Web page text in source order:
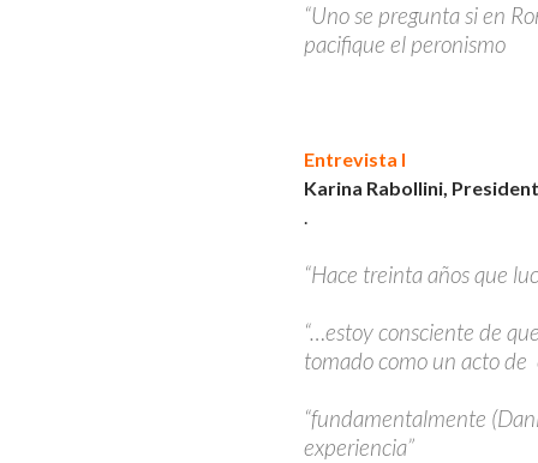
“Uno se pregunta si en
pacifique el peronismo
Entrevista I
Karina Rabollini,
.
“Hace treinta años que
“…estoy consciente de
tomado como un acto de
“fundamentalmente
experiencia”